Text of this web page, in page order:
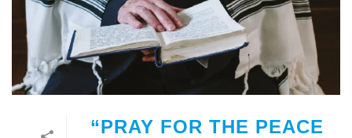
“PRAY FOR THE PEACE